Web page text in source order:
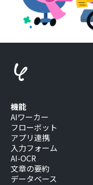
機能
AIワーカー
フローボット
アプリ連携
入力フォーム
AI-OCR
文章の要約
データベース